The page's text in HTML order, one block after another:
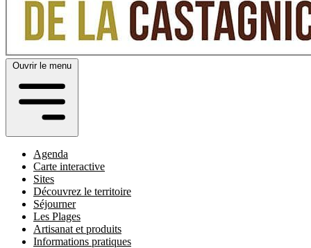
Ouvrir le menu
Agenda
Carte interactive
Sites
Découvrez le territoire
Séjourner
Les Plages
Artisanat et produits
Informations pratiques